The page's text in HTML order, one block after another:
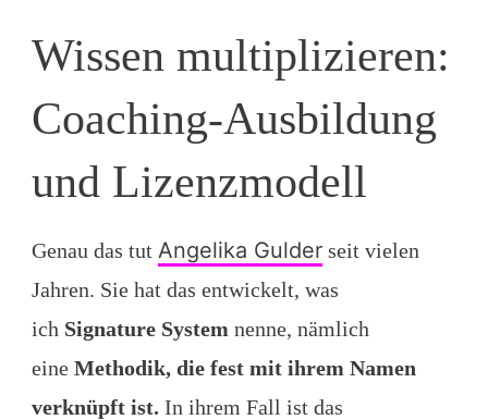
Wissen multiplizieren:
Coaching-Ausbildung
und Lizenzmodell
Genau das tut Angelika Gulder seit vielen
Jahren. Sie hat das entwickelt, was
ich Signature System nenne, nämlich
eine Methodik, die fest mit ihrem Namen
verknüpft ist. In ihrem Fall ist das